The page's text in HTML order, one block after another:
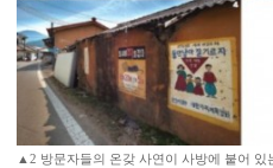
▲2 방문자들의 온갖 사연이 사방에 붙어 있